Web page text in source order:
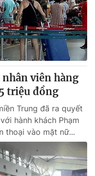
viên hàng
triệu đồng
Trung đã ra quyết
hành khách Phạm
thoại vào mặt nữ...